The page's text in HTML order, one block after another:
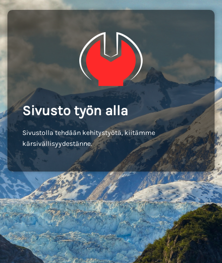
Sivusto työn alla
Sivustolla tehdään kehitystyötä, kiitämme
kärsivällisyydestänne.